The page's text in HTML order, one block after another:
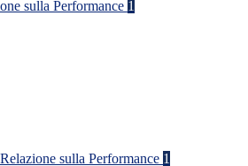
sulla Performance 1
Relazione sulla Performance 1